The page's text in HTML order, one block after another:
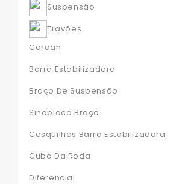
Suspensão
Travões
Cardan
Barra Estabilizadora
Braço De Suspensão
Sinobloco Braço
Casquilhos Barra Estabilizadora
Cubo Da Roda
Diferencial